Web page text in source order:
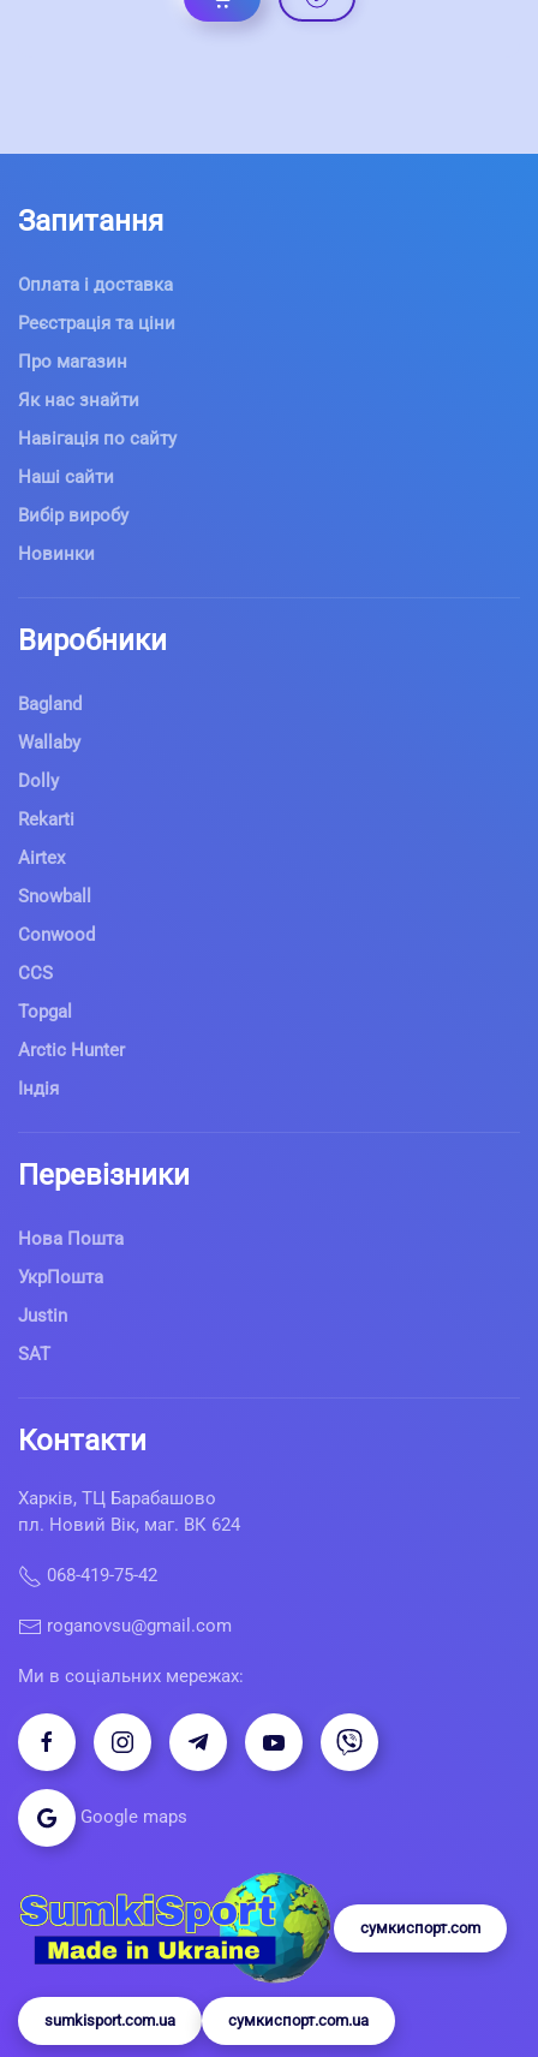
Запитання
Оплата і доставка
Реєстрація та ціни
Про магазин
Як нас знайти
Навігація по сайту
Наші сайти
Вибір виробу
Новинки
Виробники
Bagland
Wallaby
Dolly
Rekarti
Airtex
Snowball
Conwood
CCS
Topgal
Arctic Hunter
Індія
Перевізники
Нова Пошта
УкрПошта
Justin
SAT
Контакти
Харків, ТЦ Барабашово
пл. Новий Вік, маг. ВК 624
068-419-75-42
roganovsu@gmail.com
Ми в соціальних мережах:
Google maps
сумкиспорт.com
sumkisport.com.ua сумкиспорт.com.ua